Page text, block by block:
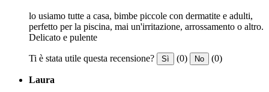
lo usiamo tutte a casa, bimbe piccole con dermatite e adulti,
perfetto per la piscina, mai un'irritazione, arrossamento o altro.
Delicato e pulente
Ti è stata utile questa recensione? Sì (0) No (0)
Laura